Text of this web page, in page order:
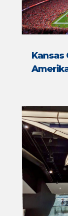
Kansas